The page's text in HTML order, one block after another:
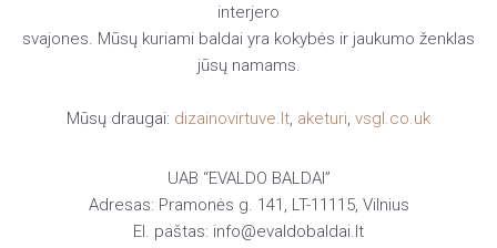
interjero
svajones. Mūsų kuriami baldai yra kokybės ir jaukumo ženklas
jūsų namams.
Mūsų draugai: dizainovirtuve.lt aketuri vsgl.co.uk
UAB “EVALDO BALDAI”
Adresas: Pramonės g. 141, LT-11115, Vilnius
El. paštas: info@evaldobaldai.lt